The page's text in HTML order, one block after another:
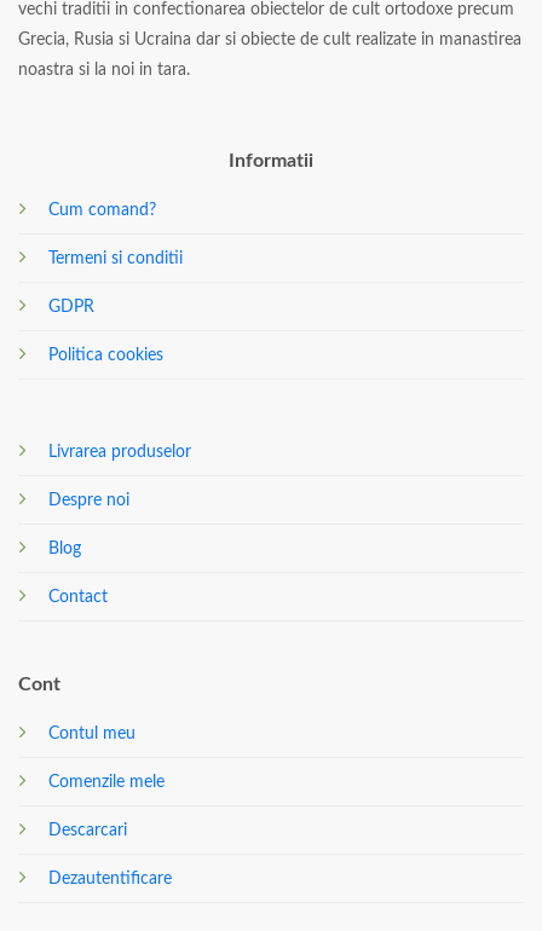
vechi traditii in confectionarea obiectelor de cult ortodoxe precum
Grecia, Rusia si Ucraina dar si obiecte de cult realizate in manastirea
noastra si la noi in tara.
Informatii
Cum comand?
Termeni si conditii
GDPR
Politica cookies
Livrarea produselor
Despre noi
Blog
Contact
Cont
Contul meu
Comenzile mele
Descarcari
Dezautentificare